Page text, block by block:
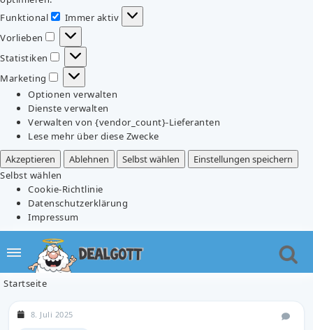
Funktional
Funktional
Immer aktiv
Vorlieben
Vorlieben
Statistiken
Statistiken
Marketing
Marketing
Optionen verwalten
Dienste verwalten
Verwalten von {vendor_count}-Lieferanten
Lese mehr über diese Zwecke
Akzeptieren
Ablehnen Selbst wählen
Einstellungen speichern
Selbst wählen
Cookie-Richtlinie
Datenschutzerklärung
Impressum
Startseite
8. Juli 2025